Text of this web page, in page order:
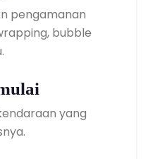
pengamanan
bubble
yang